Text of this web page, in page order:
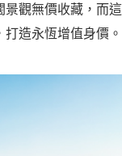
觀無價收藏，而
造永恆增值身價。